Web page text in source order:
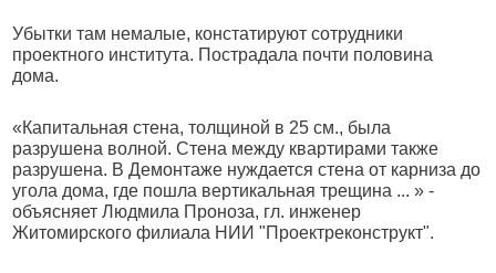
Убытки там немалые, констатируют сотрудники
проектного института. Пострадала почти половина
дома.
«Капитальная стена, толщиной в 25 см., была
разрушена волной. Стена между квартирами также
разрушена. В Демонтаже нуждается стена от карниза до
угола дома, где пошла вертикальная трещина ... » -
объясняет Людмила Проноза, гл. инженер
Житомирского филиала НИИ "Проектреконструкт".